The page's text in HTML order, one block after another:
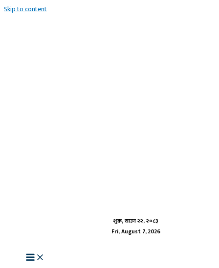
Skip to content
शुक्र, साउन २२, २०८३
Fri, August 7, 2026